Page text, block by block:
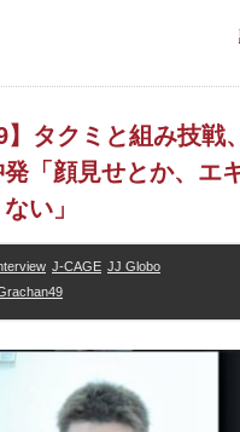
】タクミと組み技戦
「顔見せとか、エ
い」
J-CAGE JJ Globo